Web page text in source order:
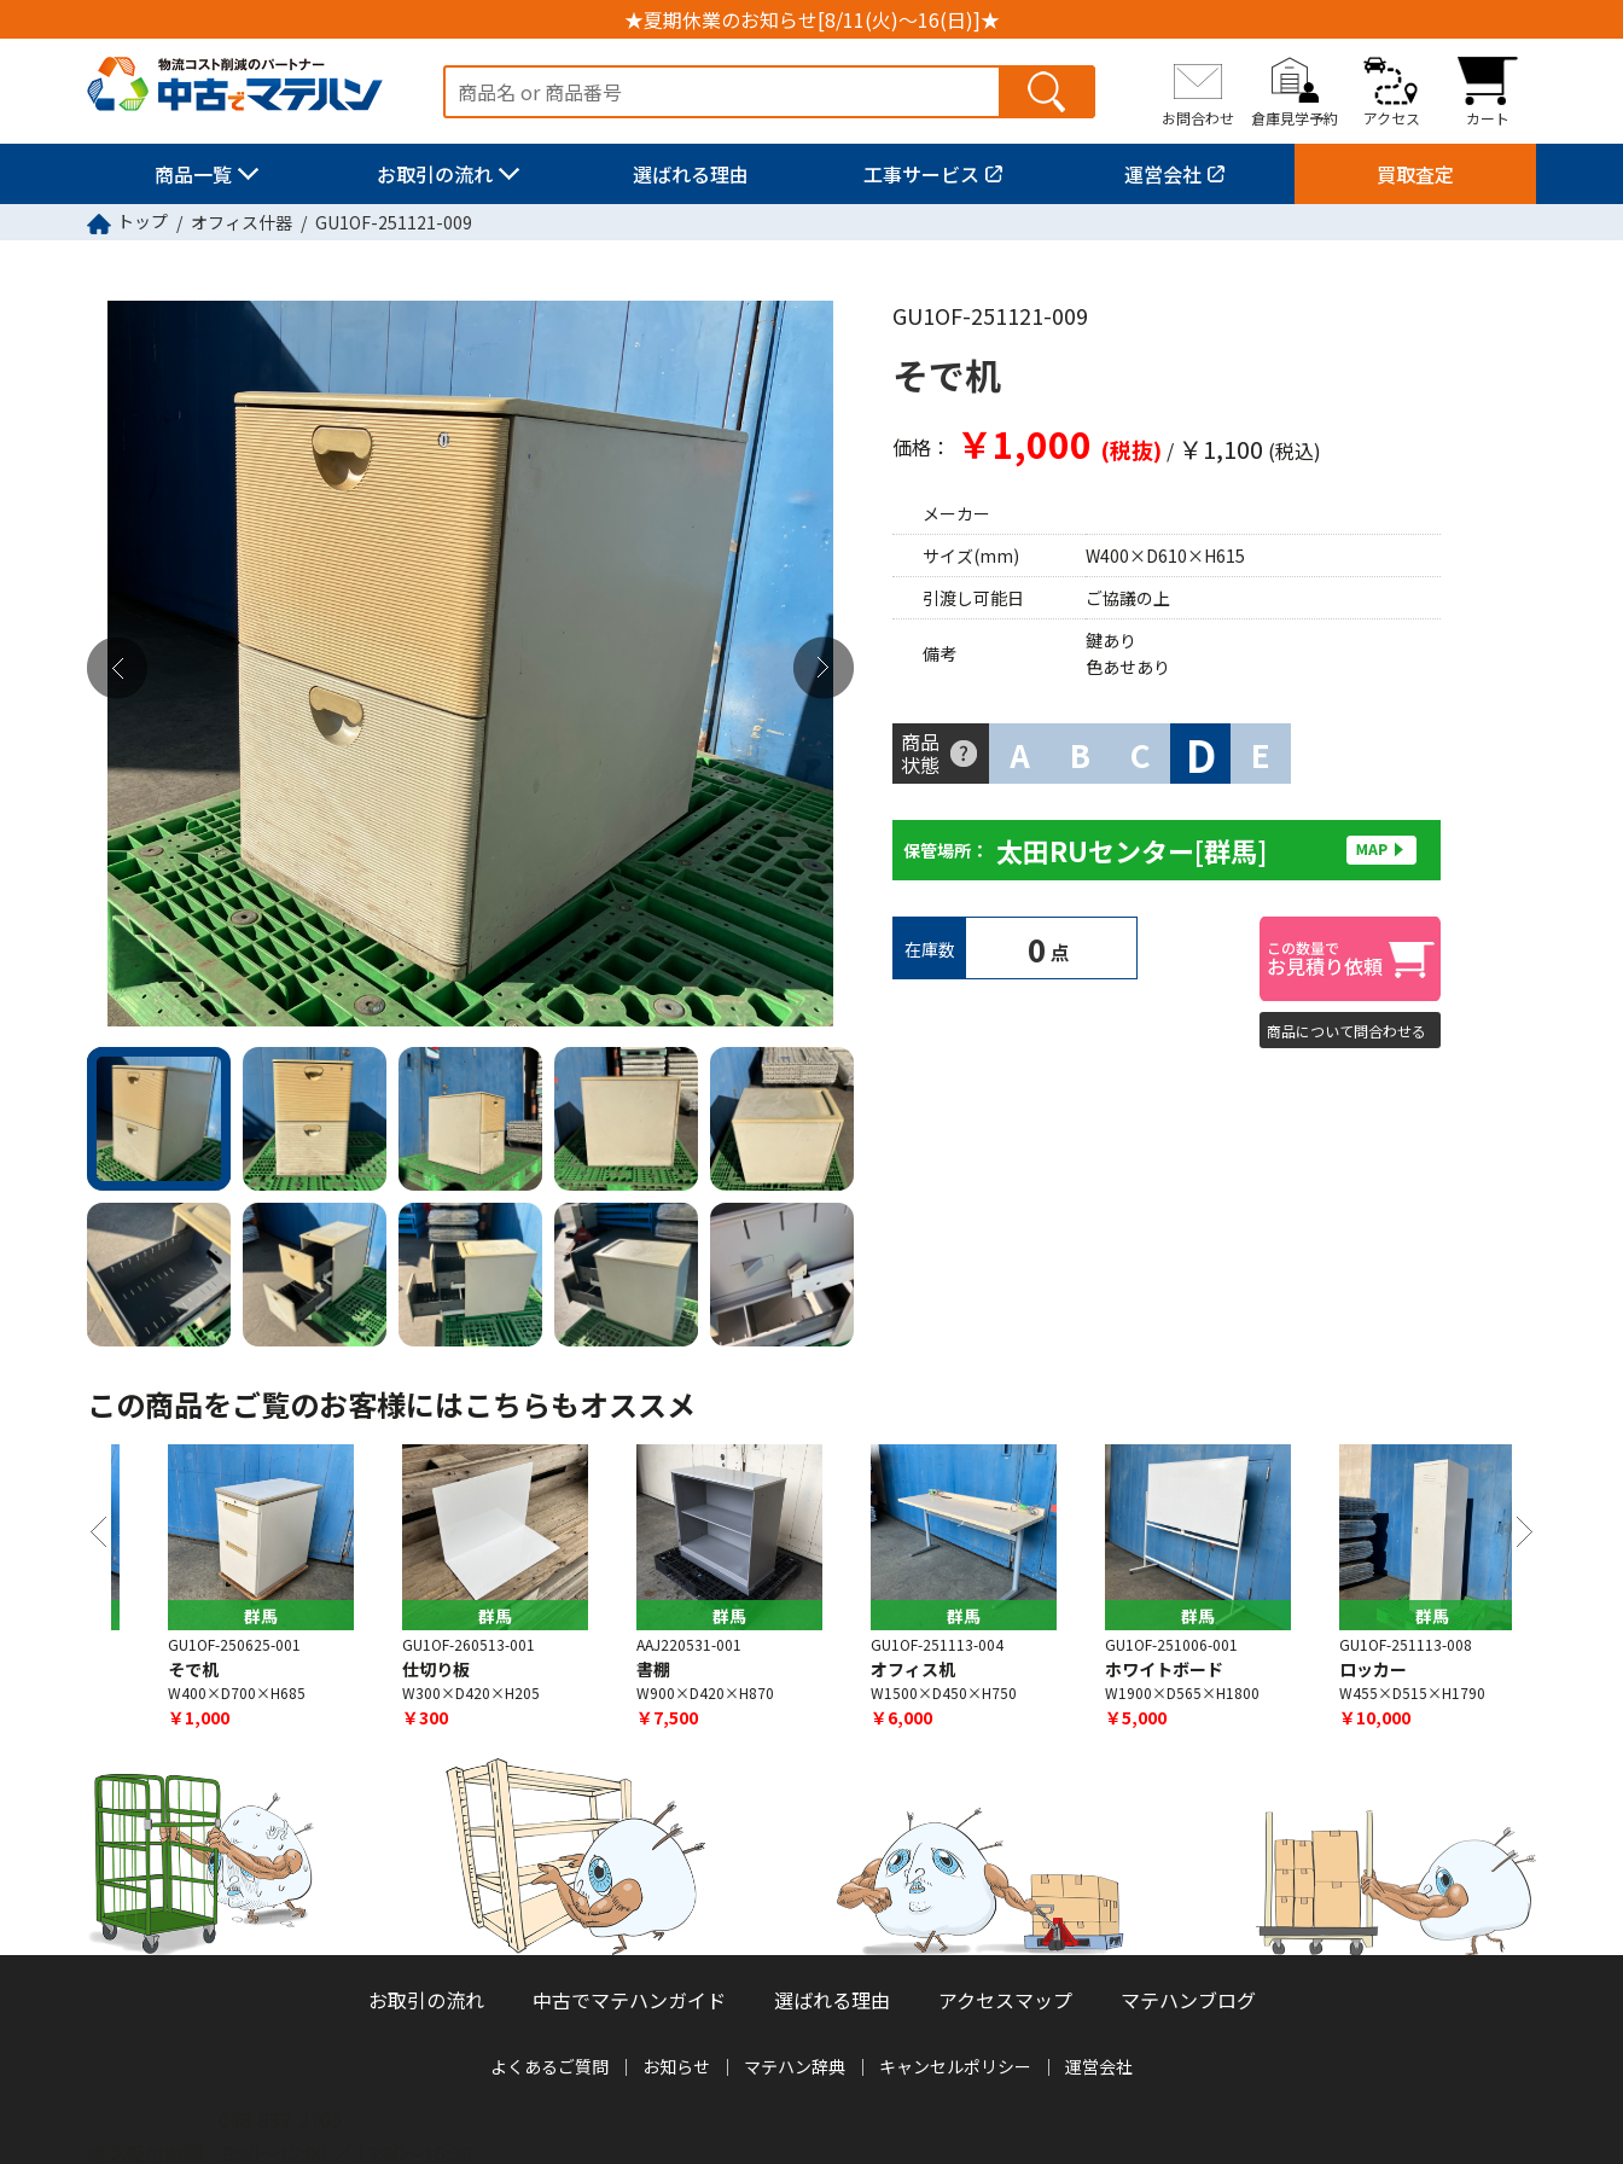
★夏期休業のお知らせ[8/11(火)～16(日)]★
お問合わせ 倉庫見学予約 アクセス カート
商品一覧 お取引の流れ 選ばれる理由 工事サービス 運営会社 買取査定
トップ オフィス什器 GU1OF-251121-009
GU1OF-251121-009
そで机
価格： ￥1,000 (税抜) / ￥1,100 (税込)
メーカー
サイズ(mm)
W400×D610×H615
引渡し可能日
ご協議の上
備考
鍵あり
色あせあり
商品
状態 A B C D E
保管場所： 太田RUセンター[群馬]
在庫数 0 点
商品について問合わせる
この商品をご覧のお客様にはこちらもオススメ
群馬
GU1OF-250625-001
そで机
W400×D700×H685
￥1,000
群馬
GU1OF-260513-001
仕切り板
W300×D420×H205
￥300
群馬
AAJ220531-001
書棚
W900×D420×H870
￥7,500
群馬
GU1OF-251113-004
オフィス机
W1500×D450×H750
￥6,000
群馬
GU1OF-251006-001
ホワイトボード
W1900×D565×H1800
￥5,000
群馬
GU1OF-251113-008
ロッカー
W455×D515×H1790
￥10,000
お取引の流れ 中古でマテハンガイド 選ばれる理由 アクセスマップ マテハンブログ
よくあるご質問 お知らせ マテハン辞典 キャンセルポリシー 運営会社